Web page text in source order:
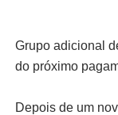
Grupo adicional
do próximo
Depois de um